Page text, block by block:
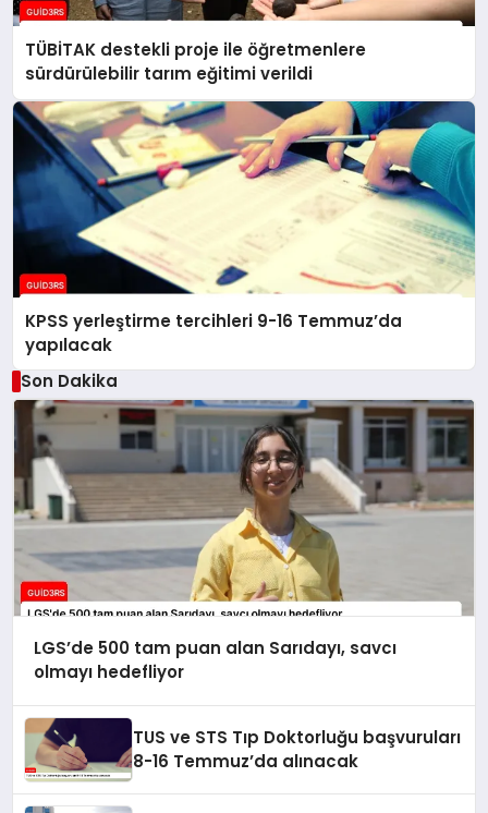
TÜBİTAK destekli proje ile öğretmenlere
sürdürülebilir tarım eğitimi verildi
KPSS yerleştirme tercihleri 9-16 Temmuz’da
yapılacak
Son Dakika
LGS’de 500 tam puan alan Sarıdayı, savcı
olmayı hedefliyor
TUS ve STS Tıp Doktorluğu başvuruları
8-16 Temmuz’da alınacak